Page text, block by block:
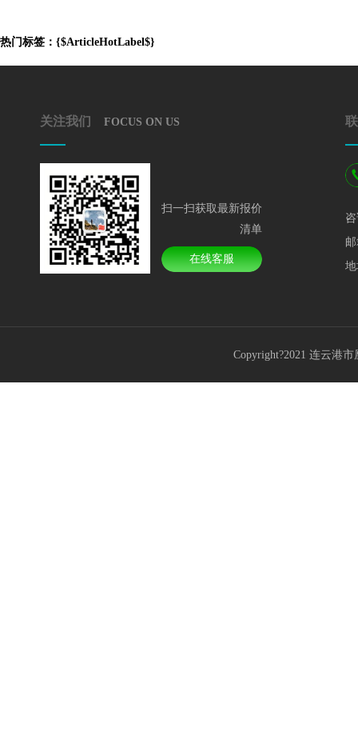
热门标签：{$ArticleHotLabel$}
关注我们 FOCUS ON US
扫一扫获取最新报价
清单
在线客服
Copyright?2021 连云港